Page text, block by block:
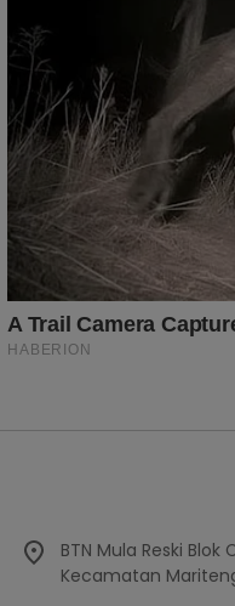
BTN Mula Reski Blok
Kecamatan